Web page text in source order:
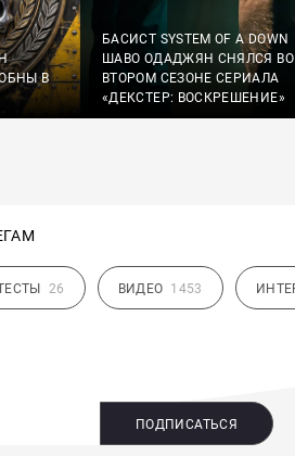
В
БАСИСТ SYSTEM OF A DOWN
ШАВО ОДАДЖЯН СНЯЛСЯ ВО
ВТОРОМ СЕЗОНЕ СЕРИАЛА
«ДЕКСТЕР: ВОСКРЕШЕНИЕ»
26 ВИДЕО 1453
ПОДПИСАТЬСЯ